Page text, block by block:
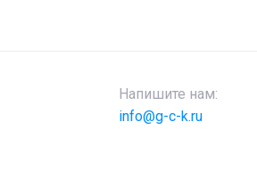
Напишите нам:
info@g-c-k.ru